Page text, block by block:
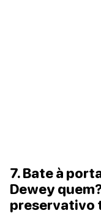
7. Bate à
Dewey
preservativo